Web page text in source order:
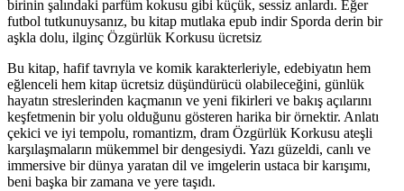
birinin şalındaki parfüm kokusu gibi küçük, sessiz anlardı. Eğer
futbol tutkunuysanız, bu kitap mutlaka epub indir Sporda derin bir
aşkla dolu, ilginç Özgürlük Korkusu ücretsiz
Bu kitap, hafif tavrıyla ve komik karakterleriyle, edebiyatın hem
eğlenceli hem kitap ücretsiz düşündürücü olabileceğini, günlük
hayatın streslerinden kaçmanın ve yeni fikirleri ve bakış açılarını
keşfetmenin bir yolu olduğunu gösteren harika bir örnektir. Anlatı
çekici ve iyi tempolu, romantizm, dram Özgürlük Korkusu ateşli
karşılaşmaların mükemmel bir dengesiydi. Yazı güzeldi, canlı ve
immersive bir dünya yaratan dil ve imgelerin ustaca bir karışımı,
beni başka bir zamana ve yere taşıdı.